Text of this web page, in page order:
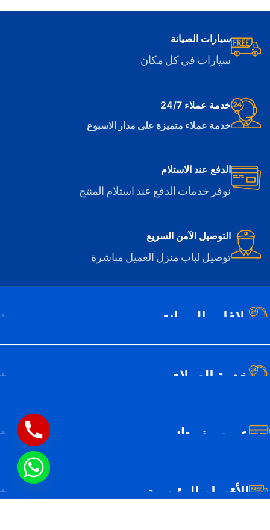
سيارات الصيانة
سيارات في كل مكان
خدمة عملاء 24/7
خدمة عملاء متميزة على مدار الاسبوع
الدفع عند الاستلام
نوفر خدمات الدفع عند استلام المنتج
التوصيل الآمن السريع
توصيل لباب منزل العميل مباشرة
بلاغات الصيانة
خدمة العملاء
عن سيف تك
الأقسام الرئيسية